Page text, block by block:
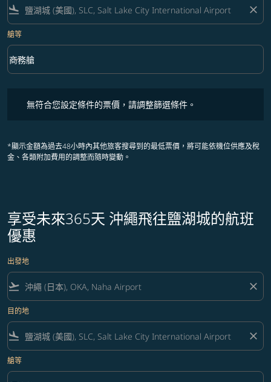
flight_land close
艙等
艙等 option 商務艙 Selected
商務艙
keyboard_arrow_down
無符合您設定條件的票價，請調整篩選條件。
*顯示金額為過去48小時內其他旅客搜尋到的最低票價，將可能依機位供應及稅
金、各類附加費用的調整而隨時變動。
享受未來365天 沖繩飛往鹽湖城的航班
優惠
出發地
flight_takeoff close
目的地
flight_land close
艙等